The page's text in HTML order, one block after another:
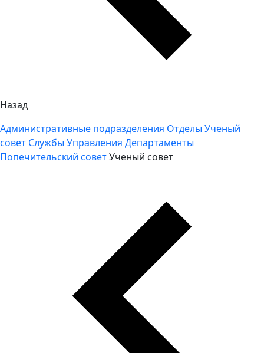
Назад
Административные подразделения Отделы Ученый
совет Службы Управления Департаменты
Попечительский советУченый совет